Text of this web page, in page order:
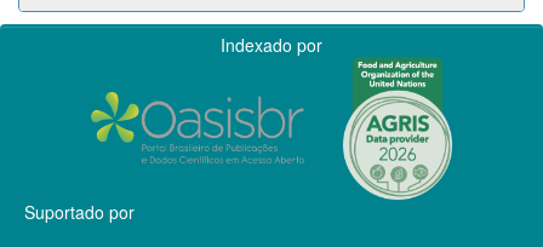
Indexado por
Suportado por